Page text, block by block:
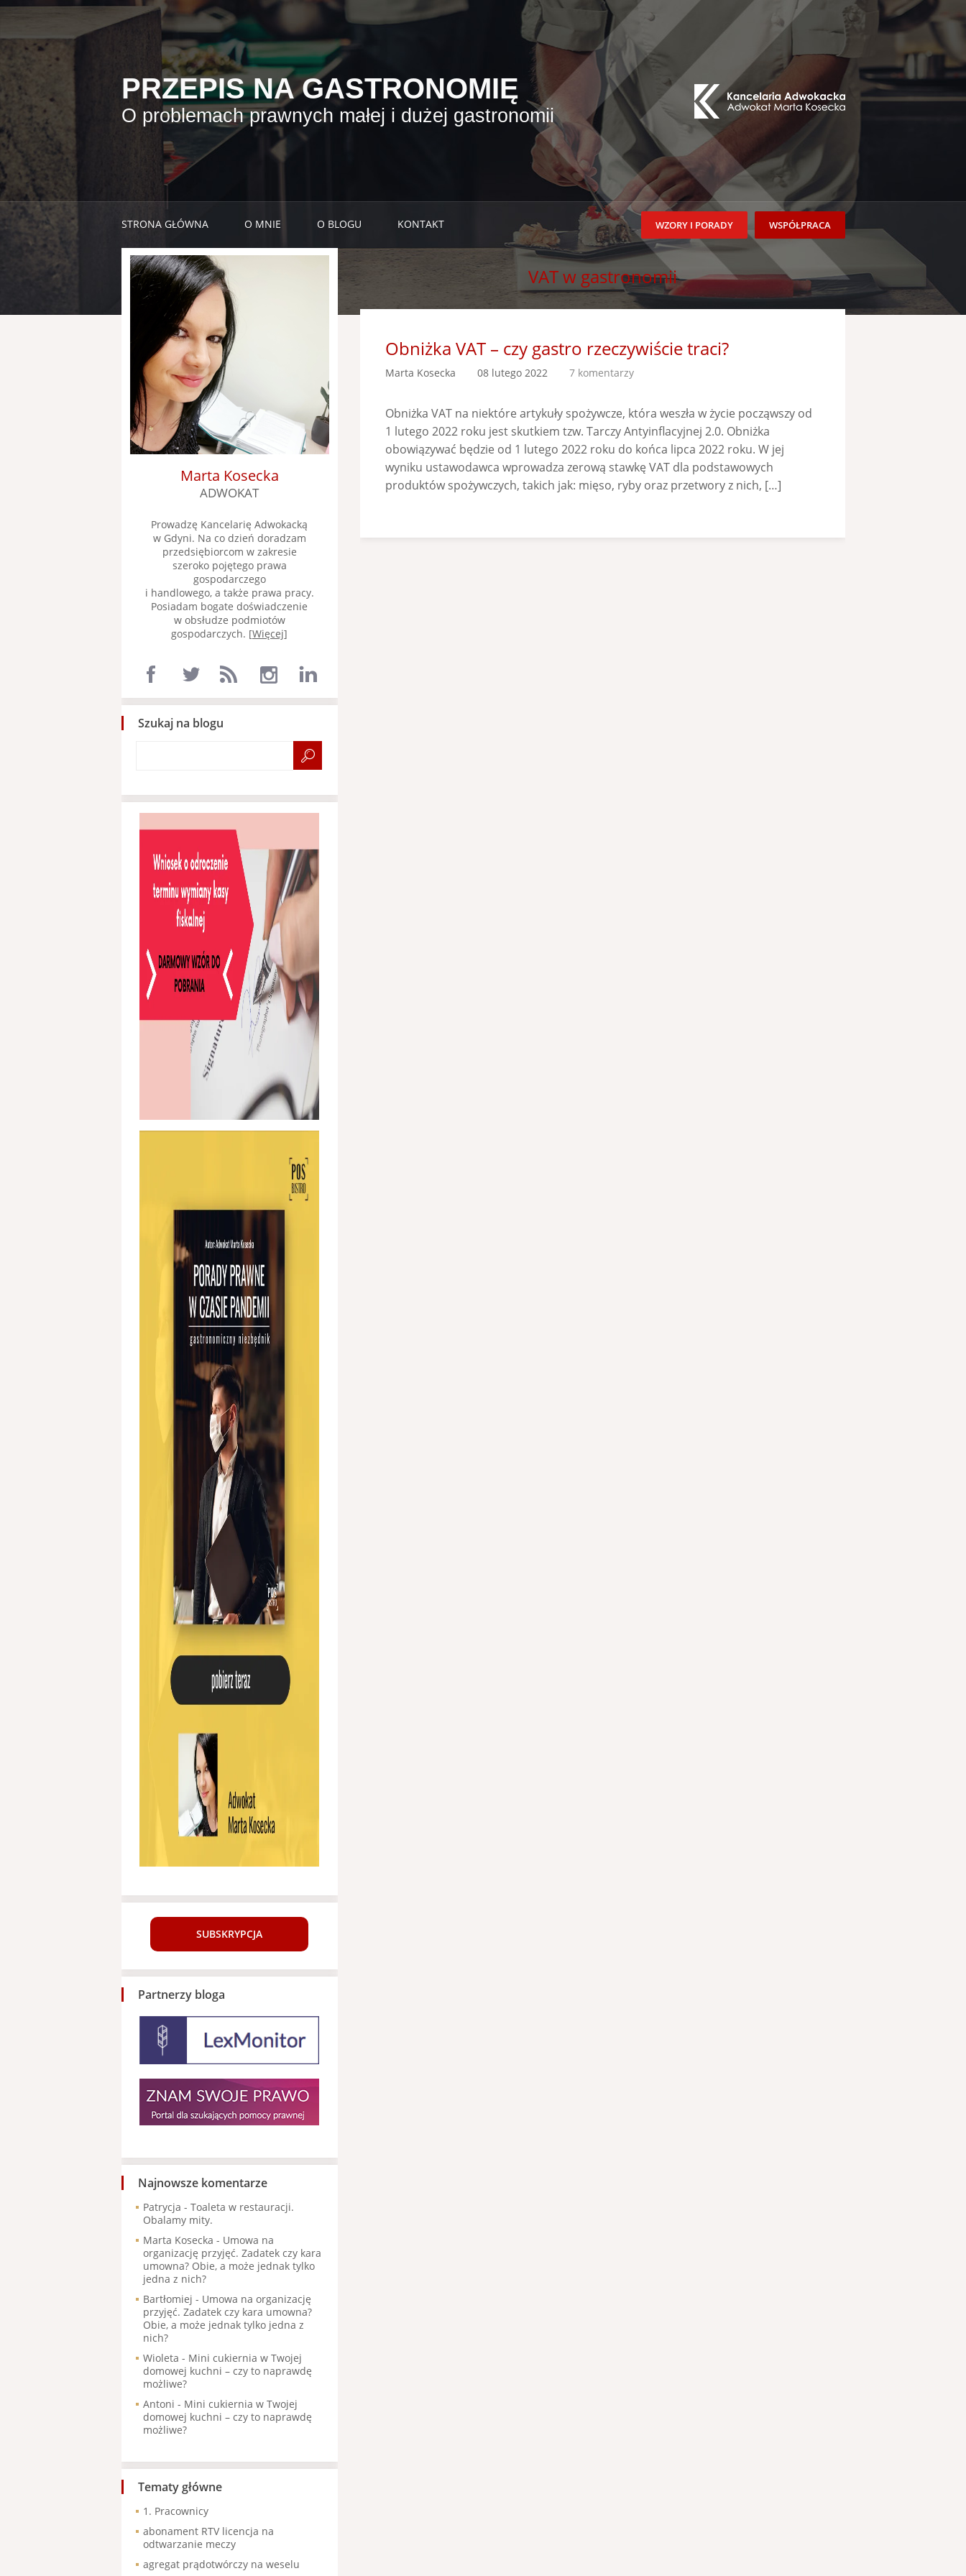
PRZEPIS NA GASTRONOMIĘ
O problemach prawnych małej i dużej gastronomii
STRONA GŁÓWNA O MNIE O BLOGU KONTAKT WSPÓŁPRACA
WZORY I PORADY
VAT w gastronomii
Obniżka VAT – czy gastro rzeczywiście traci?
Marta Kosecka 08 lutego 2022 7 komentarzy
Obniżka VAT na niektóre artykuły spożywcze, która weszła w życie począwszy od
1 lutego 2022 roku jest skutkiem tzw. Tarczy Antyinflacyjnej 2.0. Obniżka
obowiązywać będzie od 1 lutego 2022 roku do końca lipca 2022 roku. W jej
wyniku ustawodawca wprowadza zerową stawkę VAT dla podstawowych
produktów spożywczych, takich jak: mięso, ryby oraz przetwory z nich, […]
Marta Kosecka
ADWOKAT
Prowadzę Kancelarię Adwokacką
w Gdyni. Na co dzień doradzam
przedsiębiorcom w zakresie
szeroko pojętego prawa
gospodarczego
i handlowego, a także prawa pracy.
Posiadam bogate doświadczenie
w obsłudze podmiotów
gospodarczych. [Więcej]
Szukaj na blogu
SUBSKRYPCJA
Partnerzy bloga
Najnowsze komentarze
Patrycja - Toaleta w restauracji.
Obalamy mity.
Marta Kosecka - Umowa na
organizację przyjęć. Zadatek czy kara
umowna? Obie, a może jednak tylko
jedna z nich?
Bartłomiej - Umowa na organizację
przyjęć. Zadatek czy kara umowna?
Obie, a może jednak tylko jedna z
nich?
Wioleta - Mini cukiernia w Twojej
domowej kuchni – czy to naprawdę
możliwe?
Antoni - Mini cukiernia w Twojej
domowej kuchni – czy to naprawdę
możliwe?
Tematy główne
1. Pracownicy
abonament RTV licencja na
odtwarzanie meczy
agregat prądotwórczy na weselu